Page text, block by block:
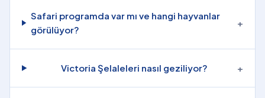
Safari programda var mı ve hangi hayvanlar
görülüyor?
+
Victoria Şelaleleri nasıl geziliyor? +